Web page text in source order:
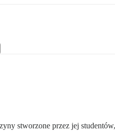
stworzone przez jej